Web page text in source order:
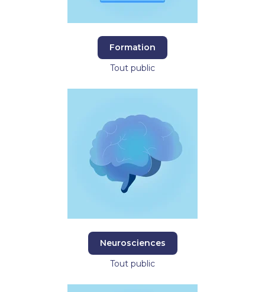
Formation
Tout public
Neurosciences
Tout public